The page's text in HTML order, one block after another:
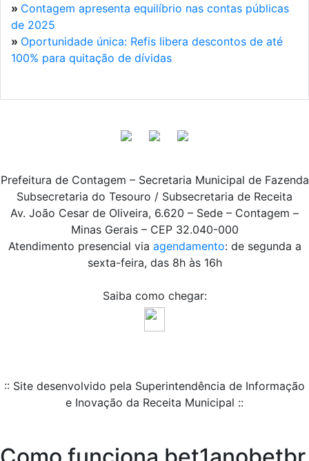
» Contagem apresenta equilíbrio nas contas públicas
de 2025
» Oportunidade única: Refis libera descontos de até
100% para quitação de dívidas
Prefeitura de Contagem – Secretaria Municipal de Fazenda
Subsecretaria do Tesouro / Subsecretaria de Receita
Av. João Cesar de Oliveira, 6.620 – Sede – Contagem –
Minas Gerais – CEP 32.040-000
Atendimento presencial via agendamento: de segunda a
sexta-feira, das 8h às 16h
Saiba como chegar:
:: Site desenvolvido pela Superintendência de Informação
e Inovação da Receita Municipal ::